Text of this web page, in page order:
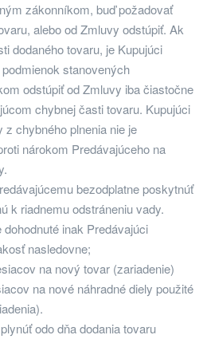
zákonníkom, buď požadovať
alebo od Zmluvy odstúpiť. Ak
dodaného tovaru, je Kupujúci
stanovených
odstúpiť od Zmluvy iba čiastočne
chybnej časti tovaru. Kupujúci
chybného plnenia nie je
nárokom Predávajúceho na
bezodplatne poskytnúť
k riadnemu odstráneniu vady.
inak Predávajúci
nasledovne;
na nový tovar (zariadenie)
na nové náhradné diely použité
odo dňa dodania tovaru